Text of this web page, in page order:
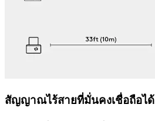
สัญญาณไร้สายที่มั่นคงเชื่อถือได้